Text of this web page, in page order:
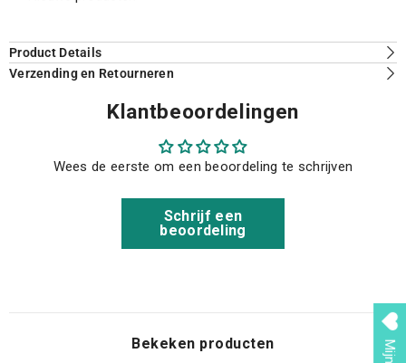
Product Details
Verzending en Retourneren
Klantbeoordelingen
Wees de eerste om een beoordeling te schrijven
Schrijf een
beoordeling
Bekeken producten